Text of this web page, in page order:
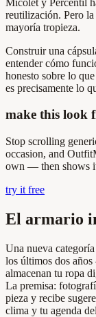
reutilización. Pero
mayoría tropieza.
Construir una
entender cómo
honesto sobre lo
es precisamente lo
make this look
Stop scrolling
occasion, and
own — then shows
try it free
El armario
Una nueva
los últimos dos
almacenan tu ropa
La premisa:
pieza y recibe
clima y tu agenda